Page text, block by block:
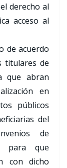
derecho al
acceso al
de acuerdo
titulares de
que abran
en
públicos
del
de
para que
con dicho